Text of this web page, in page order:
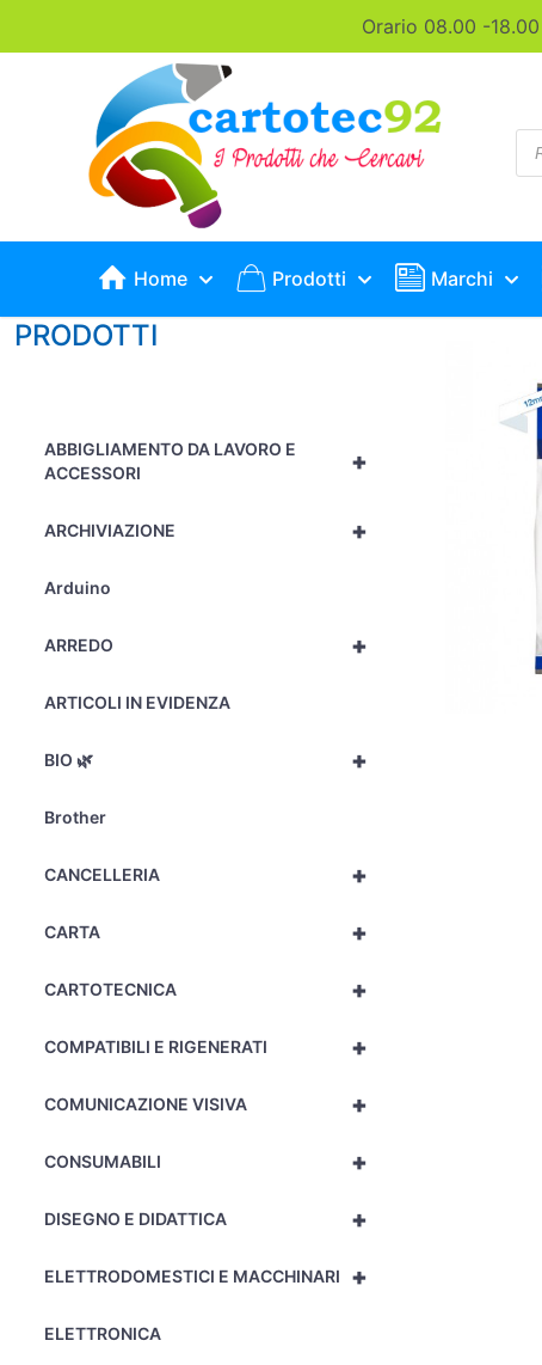
Orario 08.00 -
Home Prodotti Marchi
PRODOTTI
+
ABBIGLIAMENTO DA LAVORO E
ACCESSORI
+
ARCHIVIAZIONE
Arduino
+
ARREDO
ARTICOLI IN EVIDENZA
+
BIO 🌿
Brother
+
CANCELLERIA
+
CARTA
+
CARTOTECNICA
+
COMPATIBILI E RIGENERATI
+
COMUNICAZIONE VISIVA
+
CONSUMABILI
+
DISEGNO E DIDATTICA
+
ELETTRODOMESTICI E MACCHINARI
ELETTRONICA